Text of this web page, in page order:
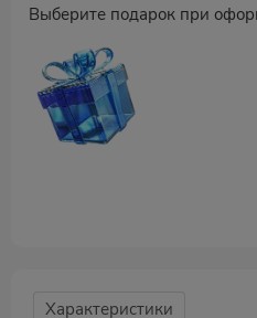
Выберите подарок при
Характеристики